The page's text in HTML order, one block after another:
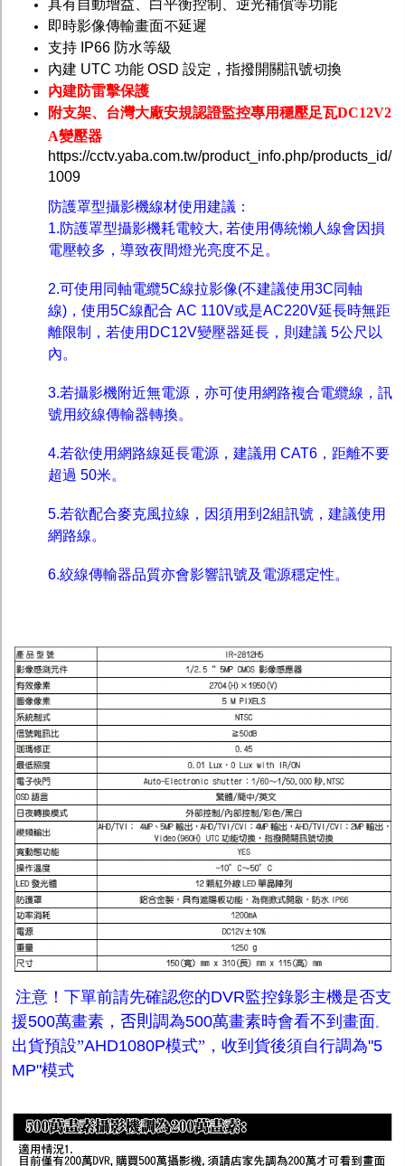
具有自動增益、白平衡控制、逆光補償等功能
即時影像傳輸畫面不延遲
支持 IP66 防水等級
內建 UTC 功能 OSD 設定，指撥開關訊號切換
內建防雷擊保護
附支架、 台灣大廠安規認證監控專用穩壓足瓦DC12V2
A變壓器
https://cctv.yaba.com.tw/product_info.php/products_id/
1009
防護罩型攝影機線材使用建議：
1.防護罩型攝影機耗電較大, 若使用傳統懶人線會因損
電壓較多，導致夜間燈光亮度不足。
2.可使用同軸電纜5C線拉影像(不建議使用3C同軸
線)，使用5C線配合 AC 110V或是AC220V延長時無距
離限制，若使用DC12V變壓器延長，則建議 5公尺以
內。
3.若攝影機附近無電源，亦可使用網路複合電纜線，訊
號用絞線傳輸器轉換。
4.若欲使用網路線延長電源，建議用 CAT6，距離不要
超過 50米。
5.若欲配合麥克風拉線，因須用到2組訊號，建議使用
網路線。
6.絞線傳輸器品質亦會影響訊號及電源穩定性。
注意！下單前請先確認您的DVR監控錄影主機是否支
援500萬畫素， 否則 調為500萬畫素時會看不到畫面 。
出貨預設”AHD1080P模式” ，收到貨後須自行調為"5
MP"模式